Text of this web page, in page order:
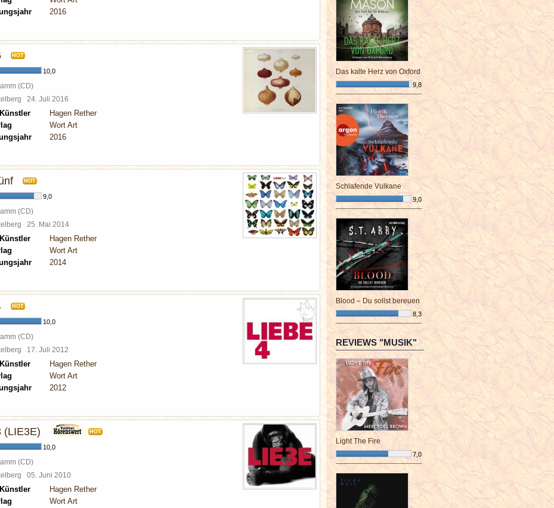
2016
HOT
10,0
(CD)
24. Juli 2016
Hagen Rether
Wort Art
2016
HOT
9,0
(CD)
25. Mai 2014
Hagen Rether
Wort Art
2014
HOT
10,0
(CD)
17. Juli 2012
Hagen Rether
Wort Art
2012
(LIE3E) HOT
10,0
(CD)
05. Juni 2010
Hagen Rether
Wort Art
Das kalte Herz von Oxford
9,8
¯¯¯¯¯¯¯¯¯¯¯¯¯¯¯¯¯¯¯¯¯¯¯¯
Schlafende Vulkane
9,0
¯¯¯¯¯¯¯¯¯¯¯¯¯¯¯¯¯¯¯¯¯¯¯¯
Blood – Du sollst bereuen
8,3
¯¯¯¯¯¯¯¯¯¯¯¯¯¯¯¯¯¯¯¯¯¯¯¯
REVIEWS "MUSIK"
Light The Fire
7,0
¯¯¯¯¯¯¯¯¯¯¯¯¯¯¯¯¯¯¯¯¯¯¯¯